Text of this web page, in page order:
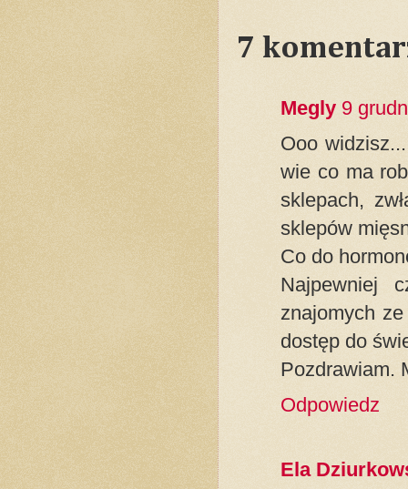
7
Megly 9
Ooo
wie co ma
sklepach,
sklepów
Co do
Najpewniej
znajomych
dostęp do
Pozdrawiam.
Odpowiedz
Ela